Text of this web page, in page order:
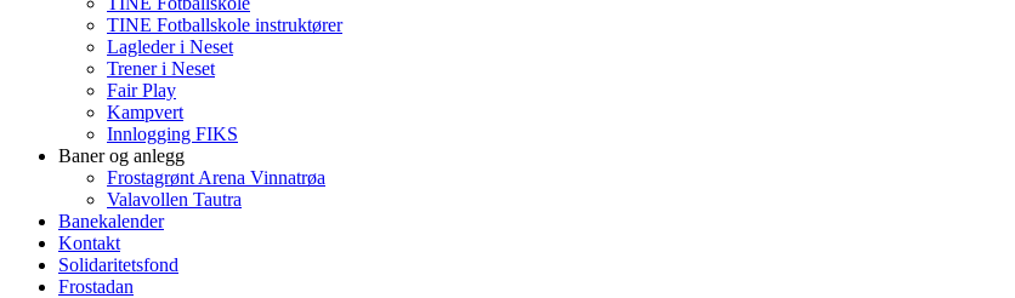
TINE Fotballskole instruktører
Lagleder i Neset
Trener i Neset
Fair Play
Kampvert
Innlogging FIKS
Baner og anlegg
Frostagrønt Arena Vinnatrøa
Valavollen Tautra
Banekalender
Kontakt
Solidaritetsfond
Frostadan